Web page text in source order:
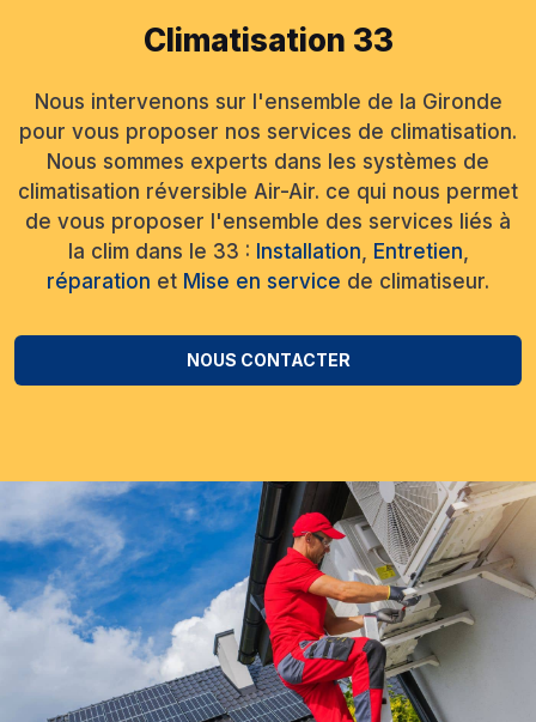
Climatisation 33
Nous intervenons sur l'ensemble de la Gironde
pour vous proposer nos services de climatisation.
Nous sommes experts dans les systèmes de
climatisation réversible Air-Air. ce qui nous permet
de vous proposer l'ensemble des services liés à
la clim dans le 33 : Installation Entretien
réparation et Mise en service de climatiseur.
NOUS CONTACTER